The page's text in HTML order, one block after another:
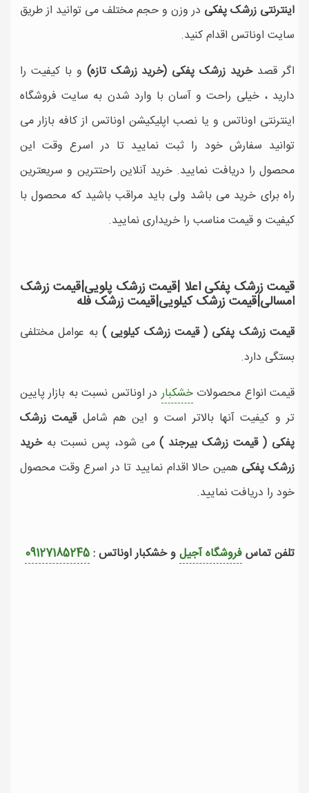
اینترنتی زرشک پفکی در وزن و حجم مختلف می توانید از طریق
سایت اوناتس اقدام کنید.
اگر قصد خرید زرشک پفکی (خرید زرشک تازه) و با کیفیت را
دارید ، خیلی راحت و آسان با وارد شدن به سایت فروشگاه
اینترنتی اوناتس و یا نصب اپلیکیشن اوناتس از کافه بازار می
توانید سفارش خود را ثبت نمایید تا در اسرع وقت این
محصول را دریافت نمایید. خرید آنلاین راحتترین و سریعترین
راه برای خرید می باشد ولی باید مراقب باشید که محصول با
کیفیت و قیمت مناسب را خریداری نمایید.
قیمت زرشک پفکی اعلا |قیمت زرشک پلویی|قیمت زرشک
امسالی|قیمت زرشک کیلویی|قیمت زرشک فله
قیمت زرشک پفکی (قیمت زرشک کیلویی)به عوامل مختلفی
بستگی دارد.
قیمت انواع محصولاتخشکباردر اوناتس نسبت به بازار پایین
تر و کیفیت آنها بالاتر است و این هم شاملقیمت زرشک
پفکی (قیمت زرشک بیرجند )می شود، پس نسبت بهخرید
زرشک پفکی همین حالا اقدام نمایید تا در اسرع وقت محصول
خود را دریافت نمایید.
تلفن تماسفروشگاه آجیلو خشکبار اوناتس :09127185245